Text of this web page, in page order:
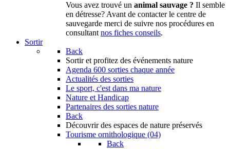
Vous avez trouvé un animal sauvage ? Il semble
en détresse? Avant de contacter le centre de
sauvegarde merci de suivre nos procédures en
consultant nos fiches conseils.
Sortir
Back
Sortir et profitez des événements nature
Agenda 600 sorties chaque année
Actualités des sorties
Le sport, c'est dans ma nature
Nature et Handicap
Partenaires des sorties nature
Back
Découvrir des espaces de nature préservés
Tourisme ornithologique (04)
Back